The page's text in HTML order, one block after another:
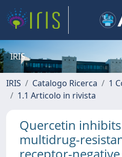
IRIS
IRIS Catalogo Ricerca
1
1.1 Articolo in rivista
Quercetin
multidrug-